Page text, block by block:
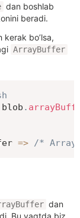
dan boshlab
beradi.
bo’lsa,
ArrayBuffer
blob .
=> /*
dan
Bu vaqtda biz